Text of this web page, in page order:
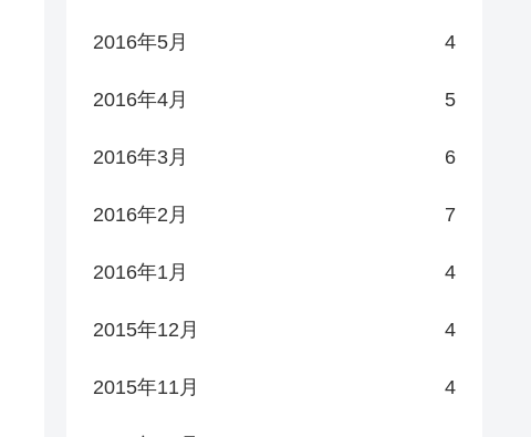
2016年5月 4
2016年4月 5
2016年3月 6
2016年2月 7
2016年1月 4
2015年12月 4
2015年11月 4